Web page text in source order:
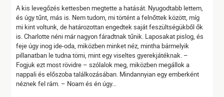
A kis levegőzés kettesben megtette a hatását. Nyugodtabb lettem,
és úgy tűnt, más is. Nem tudom, mi történt a felnőttek között, míg
mi kint voltunk, de határozottan engedtek saját feszültségükből ők
is. Charlotte néni már nagyon fáradtnak tűnik. Laposakat pislog, és
feje úgy inog ide-oda, miközben minket néz, mintha bármelyik
pillanatban le tudna törni, mint egy viseltes gyerekjátéknak. –
Fogjuk ezt most rövidre – szólalok meg, miközben megállok a
nappali és előszoba találkozásában. Mindannyian egy emberként
néznek fel rám. – Noam és én úgy...